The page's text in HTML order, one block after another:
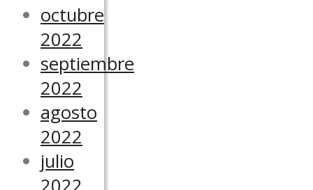
octubre
2022
septiembre
2022
agosto
2022
julio